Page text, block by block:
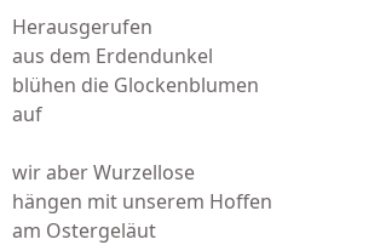
Herausgerufen
aus dem Erdendunkel
blühen die Glockenblumen
auf
wir aber Wurzellose
hängen mit unserem Hoffen
am Ostergeläut